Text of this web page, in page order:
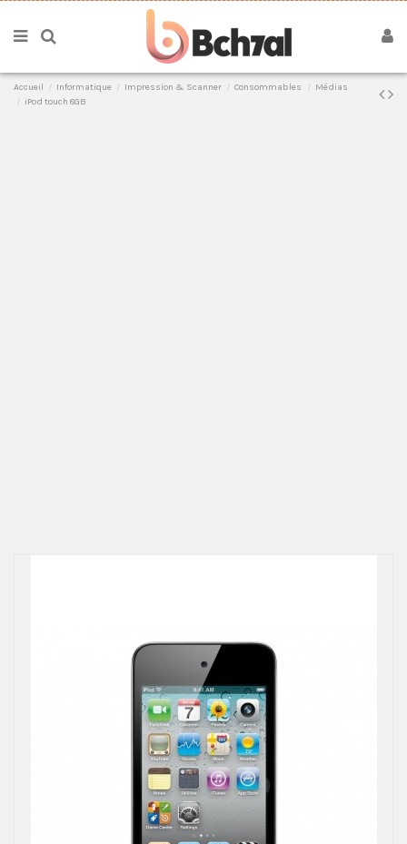
Accueil Informatique Impression & Scanner Consommables
Médias
iPod touch 8GB